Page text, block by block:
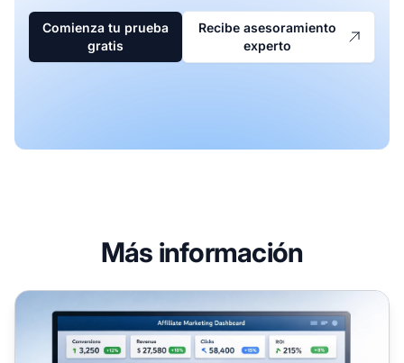
Comienza tu prueba
gratis
Recibe asesoramiento
experto
Más información
Herramientas para gestionar y rastrear programas de